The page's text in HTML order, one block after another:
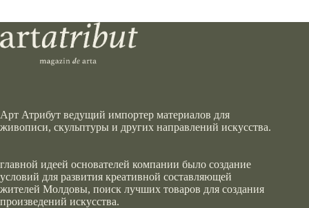
Арт Атрибут ведущий импортер материалов для
живописи, скульптуры и других направлений искусства.
главной идеей основателей компании было создание
условий для развития креативной составляющей
жителей Молдовы, поиск лучших товаров для создания
произведений искусства.